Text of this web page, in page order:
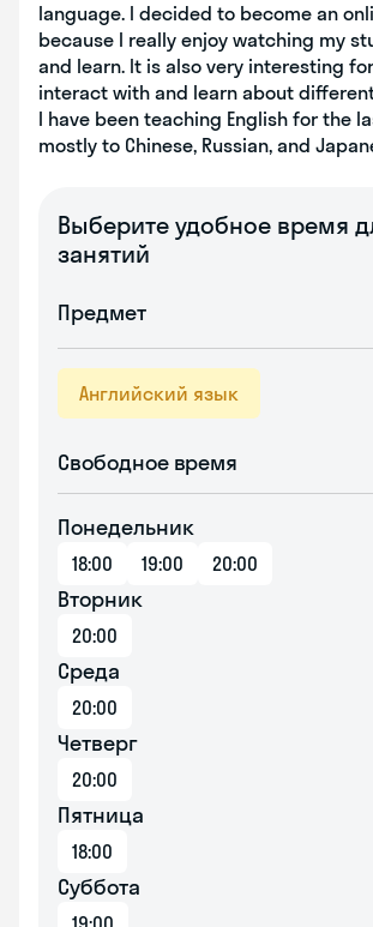
language. I decided to become an
because I really enjoy watching my
and learn. It is also very interesting
interact with and learn about
I have been teaching English for the
mostly to Chinese, Russian, and
Выберите удобное время
занятий
Предмет
Английский язык
Свободное время
Понедельник
18:00 19:00 20:00
Вторник
20:00
Среда
20:00
Четверг
20:00
Пятница
18:00
Суббота